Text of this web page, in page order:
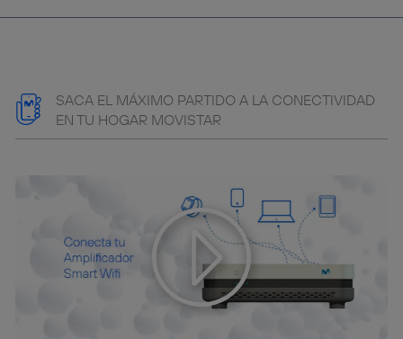
SACA EL MÁXIMO PARTIDO A LA CONECTIVIDAD
EN TU HOGAR MOVISTAR
la
política de privacidad de Utiq.